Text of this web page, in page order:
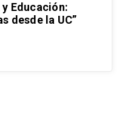
Educación:
desde la UC”